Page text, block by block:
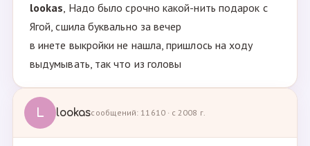
lookas, Надо было срочно какой-нить подарок с
Ягой, сшила буквально за вечер
в инете выкройки не нашла, пришлось на ходу
выдумывать, так что из головы
L lookasсообщений: 11610 · с 2008 г.